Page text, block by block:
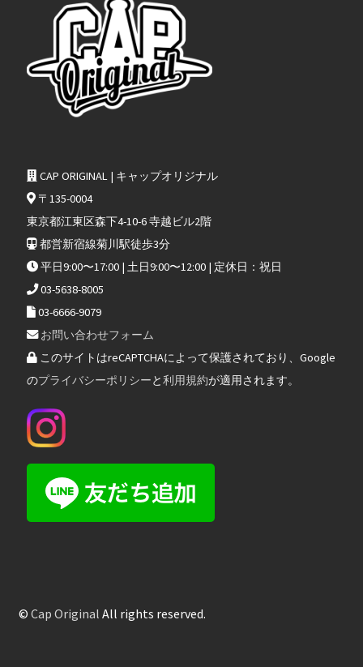
CAP ORIGINAL | キャップオリジナル
〒135-0004
東京都江東区森下4-10-6 寺越ビル2階
都営新宿線菊川駅徒歩3分
平日9:00〜17:00 | 土日9:00〜12:00 | 定休日：祝日
03-5638-8005
03-6666-9079
お問い合わせフォーム
このサイトはreCAPTCHAによって保護されており、Google
のプライバシーポリシーと利用規約が適用されます。
© Cap Original All rights reserved.